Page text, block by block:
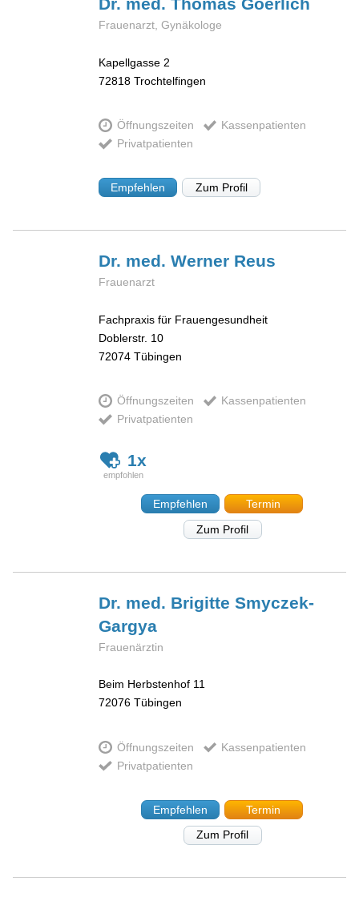
Frauenarzt, Gynäkologe
Kapellgasse 2
72818 Trochtelfingen
Öffnungszeiten
Kassenpatienten
Privatpatienten
Empfehlen Zum Profil
Dr. med. Werner Reus
Frauenarzt
Fachpraxis für Frauengesundheit
Doblerstr. 10
72074 Tübingen
Öffnungszeiten
Kassenpatienten
Privatpatienten
1x
Empfehlen
Termin
Zum Profil
Dr. med. BrigitteSmyczek-
Gargya
Frauenärztin
Beim Herbstenhof 11
72076 Tübingen
Öffnungszeiten
Kassenpatienten
Privatpatienten
Empfehlen
Termin
Zum Profil